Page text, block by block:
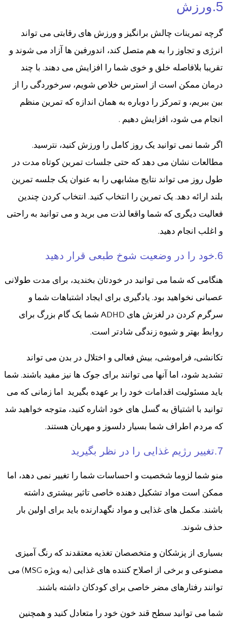
5.ورزش
گرچه تمرینات چالش برانگیز و ورزش های رقابتی می تواند
انرژی و تجاوز را به هم متصل کند، اندورفین ها آزاد می شوند و
تقریبا بلافاصله خلق و خوی شما را افزایش می دهند. با چند
درمان ممکن است از استرس خلاص شویم، سرخوردگی را از
بین ببریم، و تمرکز را دوباره به همان اندازه که تمرین منظم
انجام می شود، افزایش دهیم .
اگر شما نمی توانید یک روز کامل را ورزش کنید، نترسید.
مطالعات نشان می دهد که حتی جلسات تمرین کوتاه مدت در
طول روز می تواند نتایج مشابهی را به عنوان یک جلسه تمرین
بلند ارائه دهد. یک تمرین را انتخاب کنید. انتخاب کردن چندین
فعالیت دیگری که شما واقعا لذت می برید و می توانید به راحتی
و اغلب انجام دهید.
6.خود را در وضعیت شوخ طبعی قرار دهید
هنگامی که شما می توانید در خودتان بخندید، برای مدت طولانی
عصبانی نخواهید بود. یادگیری برای ایجاد اشتباهات شما و
سرگرم کردن در لغزش های ADHD شما یک گام بزرگ برای
روابط بهتر و شیوه زندگی شادتر است.
تکانشی، فراموشی، بیش فعالی و اختلال در بدن می تواند
تشدید شود، اما آنها می توانند برای جوک ها نیز مفید باشند. شما
باید مسئولیت اقدامات خود را بر عهده بگیرید اما زمانی که می
توانید با اشتیاق به گسل های خود اشاره کنید، متوجه خواهید شد
که مردم اطراف شما بسیار دلسوز و مهربان هستند.
7.تغییر رژیم غذایی را در نظر بگیرید
منو شما لزوما شخصیت و احساسات شما را تغییر نمی دهد، اما
ممکن است مواد تشکیل دهنده خاصی تاثیر بیشتری داشته
باشند. مکمل های غذایی و مواد نگهدارنده باید برای اولین بار
حذف شوند.
بسیاری از پزشکان و متخصصان تغذیه معتقدند که رنگ آمیزی
مصنوعی و برخی از اصلاح کننده های غذایی (به ویژه MSG) می
توانند رفتارهای مضر خاصی برای کودکان داشته باشند.
شما می توانید سطح قند خون خود را متعادل کنید و همچنین